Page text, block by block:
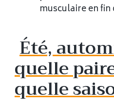
musculaire en fin
Été,
quelle
quelle